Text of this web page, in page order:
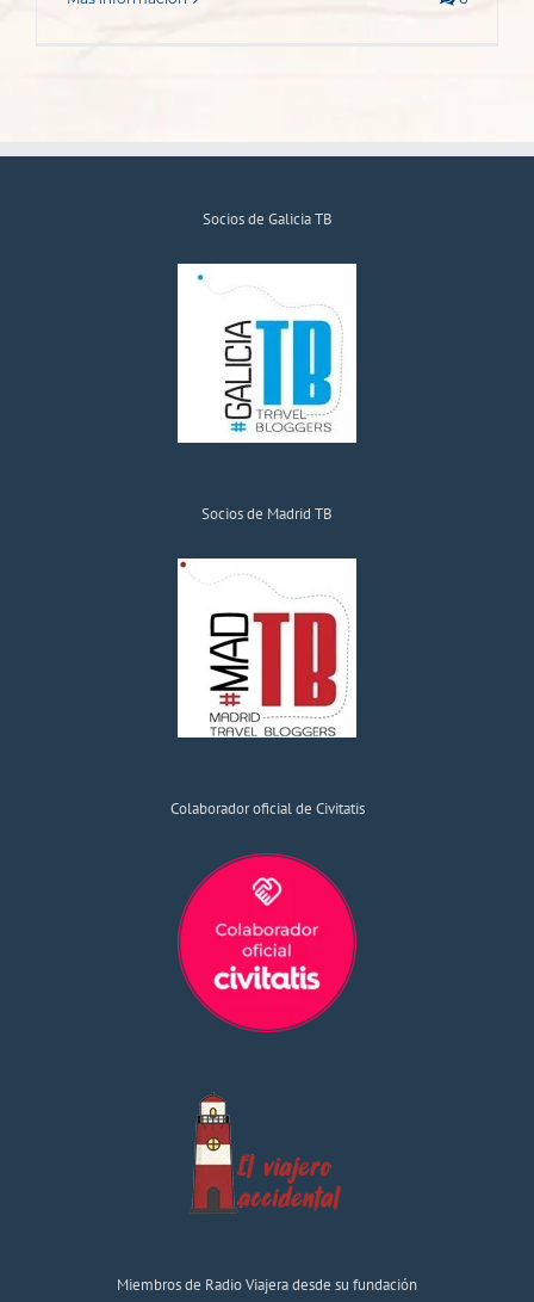
Socios de Galicia TB
Socios de Madrid TB
Colaborador oficial de Civitatis
Miembros de Radio Viajera desde su fundación